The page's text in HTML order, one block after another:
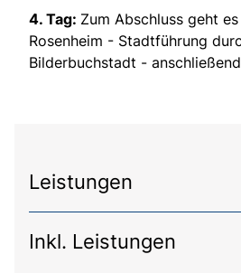
4. Tag: Zum Abschluss geht
Rosenheim - Stadtführung
Bilderbuchstadt -
Leistungen
Inkl. Leistungen